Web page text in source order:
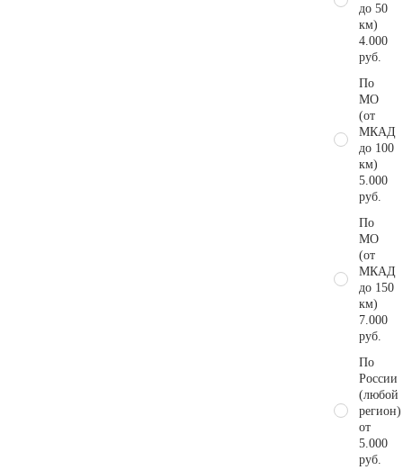
до 50
км)
4.000
руб.
По
МО
(от
МКАД
до 100
км)
5.000
руб.
По
МО
(от
МКАД
до 150
км)
7.000
руб.
По
России
(любой
регион)
от
5.000
руб.